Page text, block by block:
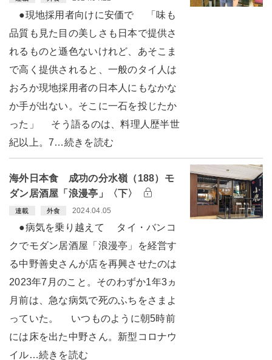
●現地採用者向けに安価で 「味も
品質も見た目の美しさも日本で提供さ
れるものと遜色ないけれど、あそこま
で高く提供されると、一般のタイ人は
おろか現地採用者の日本人にもなかな
か手が出ない。そこに一石を投じたか
った」 そう語るのは、料理人歴半世
紀以上。7…続きを読む
海外日本食 成功の分水嶺（188）モ
ダン居酒屋「浪漫亭」〈下〉
連載 外食 2024.04.05
●病気を乗り越えて タイ・バンコ
クでモダン居酒屋「浪漫亭」を経営す
る中野善史さんが店を再興させたのは
2023年7月のこと。そのわずか1年3ヵ
月前は、急な病気で死のふちをさまよ
っていた。 いつものように朝5時前
には床を出た中野さん。新型コロナウ
イル…続きを読む